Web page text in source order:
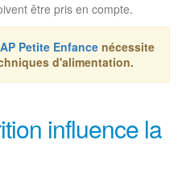
être pris en compte.
Petite Enfance nécessite
d'alimentation.
influence la